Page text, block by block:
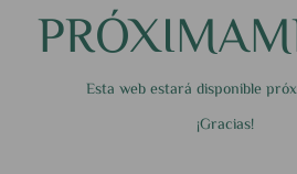
Esta web estará disponible
¡Gracias!